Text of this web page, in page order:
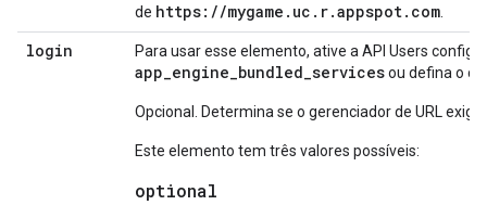
de https://mygame.uc.r.appspot.com
login Para usar esse elemento, ative a API Users
app_engine_bundled_servicesou defina o
Opcional. Determina se o gerenciador de URL
Este elemento tem três valores possíveis:
optional